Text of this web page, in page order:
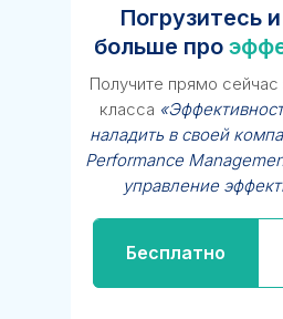
Погрузитесь
больше про
Получите прямо
класса
наладить в своей
Performance
управление
Бесплатно